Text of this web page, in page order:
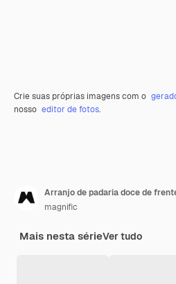
Crie suas próprias imagens com o
nosso editor de fotos.
Arranjo de padaria doce de
magnific
Mais nesta sérieVer tudo